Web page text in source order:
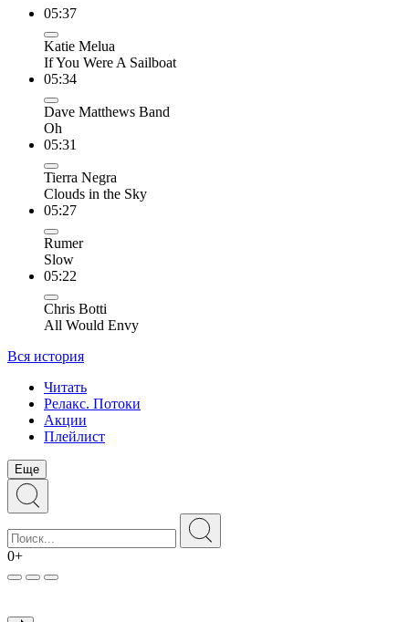
05:37
Katie Melua
If You Were A Sailboat
05:34
Dave Matthews Band
Oh
05:31
Tierra Negra
Clouds in the Sky
05:27
Rumer
Slow
05:22
Chris Botti
All Would Envy
Вся история
Читать
Релакс. Потоки
Акции
Плейлист
Еще
0+